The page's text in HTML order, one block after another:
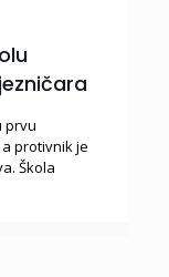
prvu
protivnik je
Škola